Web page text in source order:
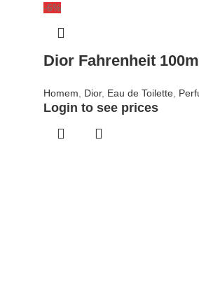
-6%
Dior Fahrenheit
Homem Dior, Eau de Toilette
Login to see prices